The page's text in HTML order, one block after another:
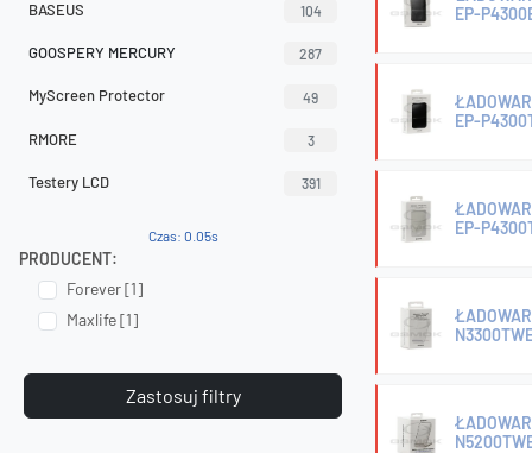
BASEUS 104
GOOSPERY MERCURY 287
MyScreen Protector 49
RMORE 3
Testery LCD 391
Czas: 0.05s
PRODUCENT:
Forever [1]
Maxlife [1]
Zastosuj filtry
EP-
EP-
EP-